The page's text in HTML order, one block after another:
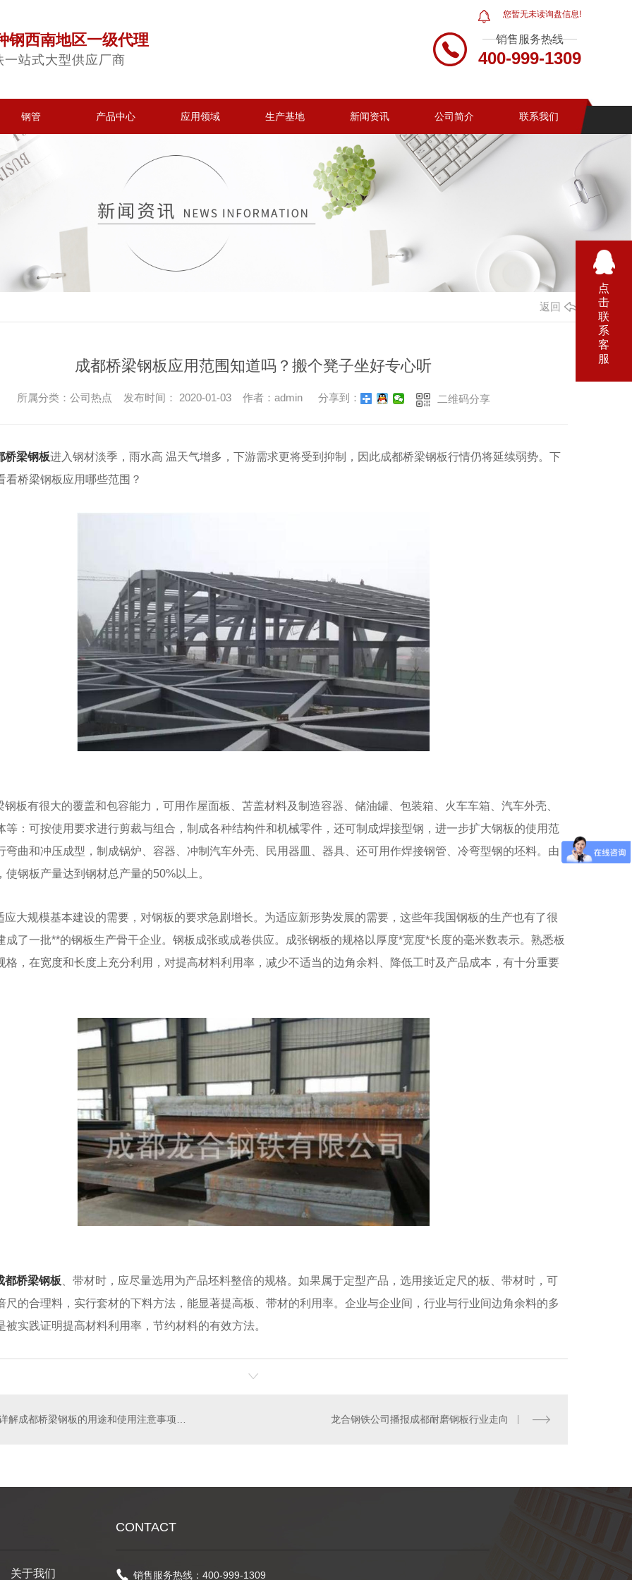
您暂无未读询盘信息!
钢西南地区一级代理
一站式大型供应厂商
销售服务热线
400-999-1309
钢管 产品中心 应用领域 生产基地 新闻资讯 公司简介 联系我们
返回
成都桥梁钢板应用范围知道吗？搬个凳子坐好专心听
所属分类：公司热点 发布时间： 2020-01-03 作者：admin 分享到： 二维码分享
桥梁钢板进入钢材淡季，雨水高 温天气增多，下游需求更将受到抑制，因此成都桥梁钢板行情仍将延续弱势。下
看桥梁钢板应用哪些范围？
钢板有很大的覆盖和包容能力，可用作屋面板、苫盖材料及制造容器、储油罐、包装箱、火车车箱、汽车外壳、
等：可按使用要求进行剪裁与组合，制成各种结构件和机械零件，还可制成焊接型钢，进一步扩大钢板的使用范
弯曲和冲压成型，制成锅炉、容器、冲制汽车外壳、民用器皿、器具、还可用作焊接钢管、冷弯型钢的坯料。由
使钢板产量达到钢材总产量的50%以上。
应大规模基本建设的需要，对钢板的要求急剧增长。为适应新形势发展的需要，这些年我国钢板的生产也有了很
成了一批**的钢板生产骨干企业。钢板成张或成卷供应。成张钢板的规格以厚度*宽度*长度的毫米数表示。熟悉板
格，在宽度和长度上充分利用，对提高材料利用率，减少不适当的边角余料、降低工时及产品成本，有十分重要
都桥梁钢板 、带材时，应尽量选用为产品坯料整倍的规格。如果属于定型产品，选用接近定尺的板、带材时，可
尺的合理料，实行套材的下料方法，能显著提高板、带材的利用率。企业与企业间，行业与行业间边角余料的多
被实践证明提高材料利用率，节约材料的有效方法。
龙合钢铁公司播报成都耐磨钢板行业走向
关于我们
CONTACT
销售服务热线：400-999-1309
点
击
联
系
客
服